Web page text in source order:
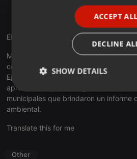
El Parque Xibi Xibi en la visión del
María Inés Zigarán, Ministra de Medio
con respecto al proyecto del Parque
Ejecutivo Municipal. Zigarán,
aprobó el proyecto luego de reunirse
municipales que brindaron un informe
ambiental.
Translate this for me
Other
ACCEPT
DECLINE
SHOW DETAILS
Strictly
necessary
Targeting